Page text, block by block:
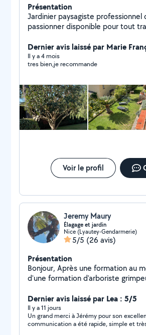
Présentation
Jardinier paysagiste
passionner disponible pour tout
Dernier avis laissé par Marie
Il y a 4 mois
tres bien,je recommande
Voir le profil
Jeremy Maury
Élagage et jardin
Nice (Lyautey-Gendarmerie)
5/5 (26 avis)
Présentation
Bonjour, Après une formation au
d'une formation d'arboriste
Dernier avis laissé par Lea : 5/5
Il y a 11 jours
Un grand merci à Jérémy pour son
communication a été rapide, simple et